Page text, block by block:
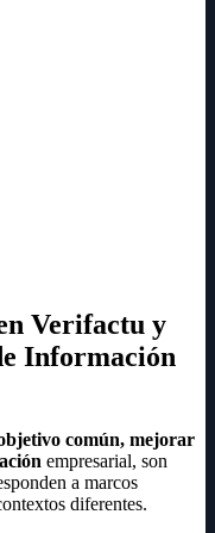
Verifactu y
Información
común, mejorar
empresarial, son
a marcos
diferentes.